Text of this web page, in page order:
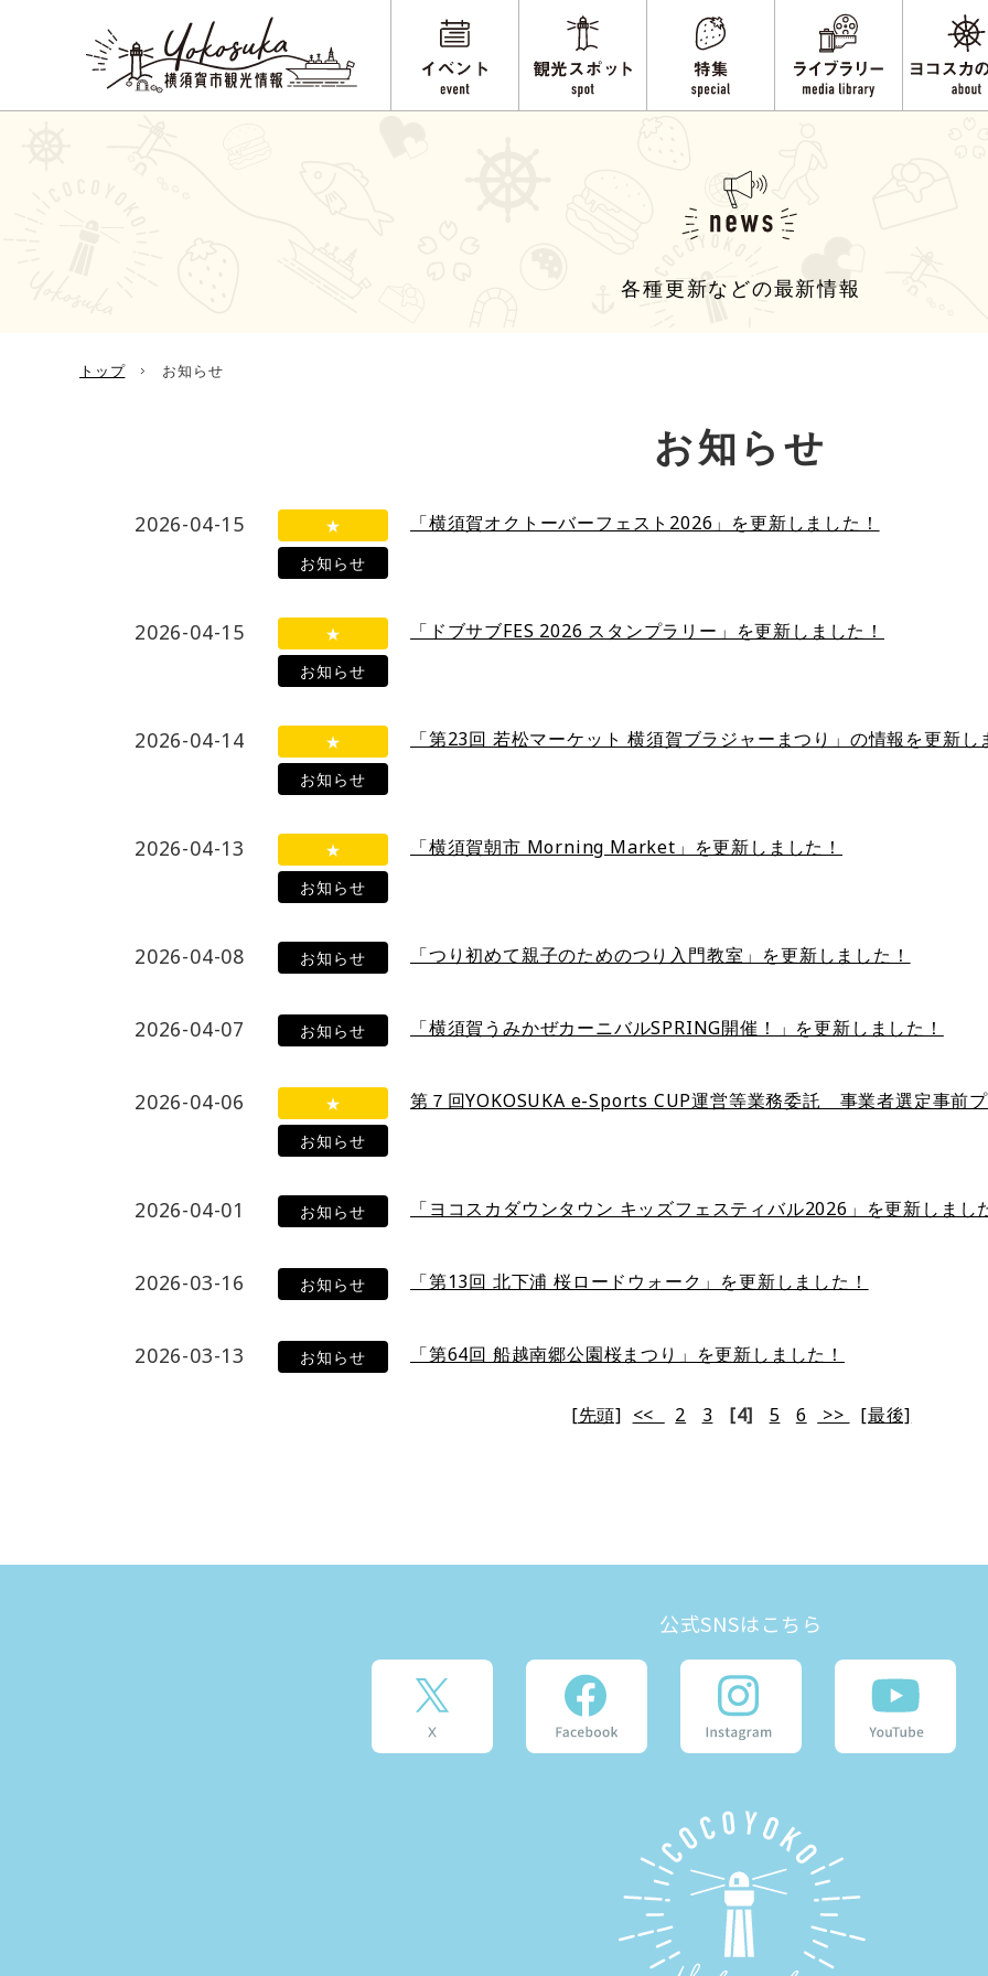
トップ お知らせ
各種更新などの最新情報
お知らせ
2026-04-15
★
お知らせ
「横須賀オクトーバーフェスト2026」を更新しました！
2026-04-15
★
お知らせ
「ドブサブFES 2026 スタンプラリー」を更新しました！
2026-04-14
★
お知らせ
「第23回 若松マーケット 横須賀ブラジャーまつり」の情報を更新し
2026-04-13
★
お知らせ
「横須賀朝市 Morning Market」を更新しました！
2026-04-08 お知らせ 「つり初めて親子のためのつり入門教室」を更新しました！
2026-04-07 お知らせ 「横須賀うみかぜカーニバルSPRING開催！」を更新しました！
2026-04-06
★
お知らせ
第７回YOKOSUKA e-Sports CUP運営等業務委託 事業者選定事前
2026-04-01 お知らせ 「ヨコスカダウンタウン キッズフェスティバル2026」を更新しまし
2026-03-16 お知らせ 「第13回 北下浦 桜ロードウォーク」を更新しました！
2026-03-13 お知らせ 「第64回 船越南郷公園桜まつり」を更新しました！
[先頭] << 2 3 [4] 5 6 >> [最後]
公式SNSはこちら